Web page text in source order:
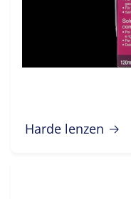
Harde lenzen